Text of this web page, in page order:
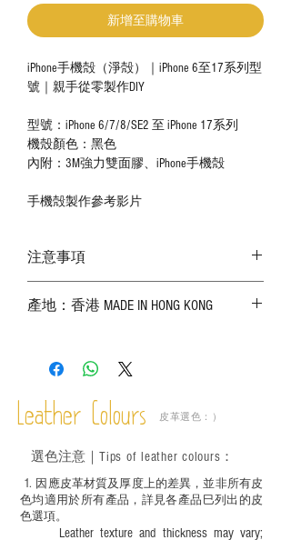
新增至購物車
iPhone手機殻（淨殻）｜iPhone 6至17系列型
號｜親手從零製作DIY
型號：iPhone 6/7/8/SE2 至 iPhone 17系列
機殼顏色：黑色
內附：3M強力雙面膠、iPhone手機殻
手機殻製作參考影片
注意事項
實物為準；
－ 植鞣皮革容易受環境、使用程度等產生
成後定期在皮面塗上皮革專用清潔劑及貂
鼠油等；
適合六歲以下兒童使用；六至十二歲兒童
必須由成年人陪同下使用並應小心處理。
產地：香港 MADE IN HONG KONG
Leather Colours 皮革選色：）
1. ​ 因應皮革材質及厚度上的差異，並非所有皮
色均適用於所有產品，詳見各產品巳列出的皮
色選項。
Leather texture and thickness may vary;
選色注意｜ Tips of leather colours ：